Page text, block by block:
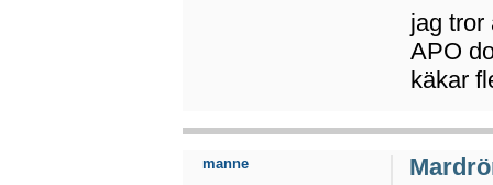
jag tror
APO
käkar
manne